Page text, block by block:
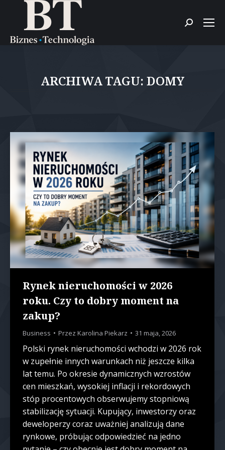
Szukaj:
ARCHIWA TAGU: DOMY
Rynek nieruchomości w 2026
roku. Czy to dobry moment na
zakup?
Business Przez Karolina Piekarz 31 maja, 2026
Polski rynek nieruchomości wchodzi w 2026 rok
w zupełnie innych warunkach niż jeszcze kilka
lat temu. Po okresie dynamicznych wzrostów
cen mieszkań, wysokiej inflacji i rekordowych
stóp procentowych obserwujemy stopniową
stabilizację sytuacji. Kupujący, inwestorzy oraz
deweloperzy coraz uważniej analizują dane
rynkowe, próbując odpowiedzieć na jedno